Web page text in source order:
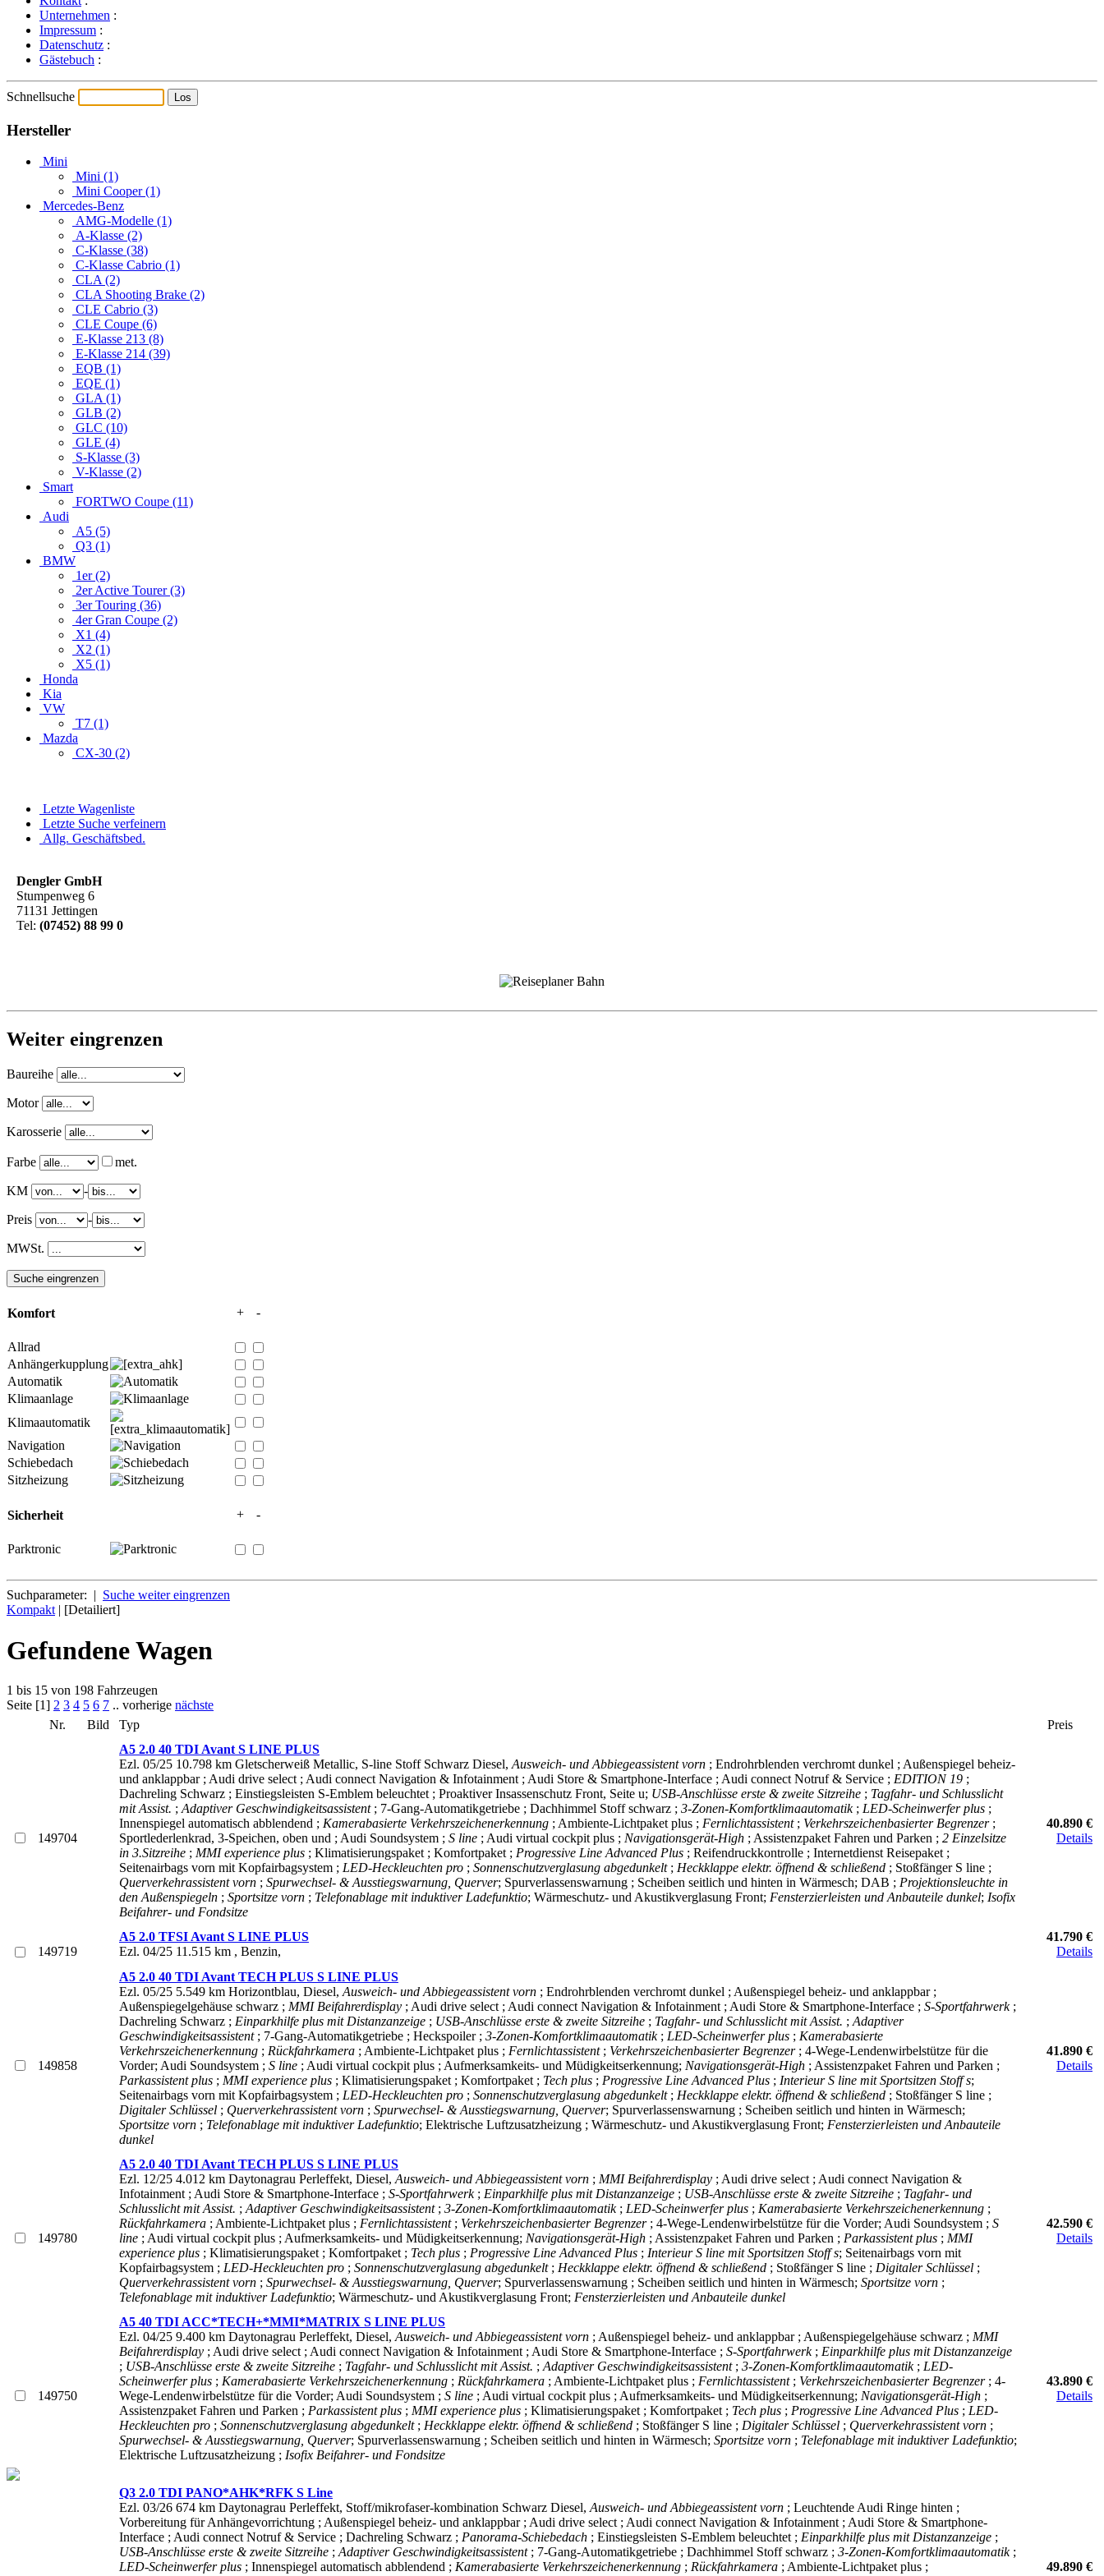
Unternehmen :
Impressum :
Datenschutz :
Gästebuch :
Schnellsuche
Hersteller
Mini
Mini (1)
Mini Cooper (1)
Mercedes-Benz
AMG-Modelle (1)
A-Klasse (2)
C-Klasse (38)
C-Klasse Cabrio (1)
CLA (2)
CLA Shooting Brake (2)
CLE Cabrio (3)
CLE Coupe (6)
E-Klasse 213 (8)
E-Klasse 214 (39)
EQB (1)
EQE (1)
GLA (1)
GLB (2)
GLC (10)
GLE (4)
S-Klasse (3)
V-Klasse (2)
Smart
FORTWO Coupe (11)
Audi
A5 (5)
Q3 (1)
BMW
1er (2)
2er Active Tourer (3)
3er Touring (36)
4er Gran Coupe (2)
X1 (4)
X2 (1)
X5 (1)
Honda
Kia
VW
T7 (1)
Mazda
CX-30 (2)
Letzte Wagenliste
Letzte Suche verfeinern
Allg. Geschäftsbed.
Dengler GmbH
Stumpenweg 6
71131 Jettingen
Tel: (07452) 88 99 0
Weiter eingrenzen
Baureihe
Motor
Karosserie
Farbe met.
KM -
Preis -
MWSt.
Komfort + -
Allrad
Anhängerkupplung
Automatik
Klimaanlage
Klimaautomatik
Navigation
Schiebedach
Sitzheizung
Sicherheit + -
Parktronic
Suchparameter: | Suche weiter eingrenzen
Kompakt | [Detailiert]
Gefundene Wagen
1 bis 15 von 198 Fahrzeugen
Seite [1] 2 3 4 5 6 7 .. vorherige nächste
Nr.
Bild Typ Preis
149704
A5 2.0 40 TDI Avant S LINE PLUS
Ezl. 05/25 10.798 km Gletscherweiß Metallic, S-line Stoff Schwarz Diesel, Ausweich- und Abbiegeassistent vorn ; Endrohrblenden verchromt dunkel ; Außenspiegel beheiz-
und anklappbar ; Audi drive select ; Audi connect Navigation & Infotainment ; Audi Store & Smartphone-Interface ; Audi connect Notruf & Service ; EDITION 19 ;
Dachreling Schwarz ; Einstiegsleisten S-Emblem beleuchtet ; Proaktiver Insassenschutz Front, Seite u; USB-Anschlüsse erste & zweite Sitzreihe ; Tagfahr- und Schlusslicht
mit Assist. ; Adaptiver Geschwindigkeitsassistent ; 7-Gang-Automatikgetriebe ; Dachhimmel Stoff schwarz ; 3-Zonen-Komfortklimaautomatik ; LED-Scheinwerfer plus ;
Innenspiegel automatisch abblendend ; Kamerabasierte Verkehrszeichenerkennung ; Ambiente-Lichtpaket plus ; Fernlichtassistent ; Verkehrszeichenbasierter Begrenzer ;
Sportlederlenkrad, 3-Speichen, oben und ; Audi Soundsystem ; S line ; Audi virtual cockpit plus ; Navigationsgerät-High ; Assistenzpaket Fahren und Parken ; 2 Einzelsitze
in 3.Sitzreihe ; MMI experience plus ; Klimatisierungspaket ; Komfortpaket ; Progressive Line Advanced Plus ; Reifendruckkontrolle ; Internetdienst Reisepaket ;
Seitenairbags vorn mit Kopfairbagsystem ; LED-Heckleuchten pro ; Sonnenschutzverglasung abgedunkelt ; Heckklappe elektr. öffnend & schließend ; Stoßfänger S line ;
Querverkehrassistent vorn ; Spurwechsel- & Ausstiegswarnung, Querver; Spurverlassenswarnung ; Scheiben seitlich und hinten in Wärmesch; DAB ; Projektionsleuchte in
den Außenspiegeln ; Sportsitze vorn ; Telefonablage mit induktiver Ladefunktio; Wärmeschutz- und Akustikverglasung Front; Fensterzierleisten und Anbauteile dunkel; Isofix
Beifahrer- und Fondsitze
40.890 €
Details
149719
A5 2.0 TFSI Avant S LINE PLUS
Ezl. 04/25 11.515 km , Benzin,
41.790 €
Details
149858
A5 2.0 40 TDI Avant TECH PLUS S LINE PLUS
Ezl. 05/25 5.549 km Horizontblau, Diesel, Ausweich- und Abbiegeassistent vorn ; Endrohrblenden verchromt dunkel ; Außenspiegel beheiz- und anklappbar ;
Außenspiegelgehäuse schwarz ; MMI Beifahrerdisplay ; Audi drive select ; Audi connect Navigation & Infotainment ; Audi Store & Smartphone-Interface ; S-Sportfahrwerk ;
Dachreling Schwarz ; Einparkhilfe plus mit Distanzanzeige ; USB-Anschlüsse erste & zweite Sitzreihe ; Tagfahr- und Schlusslicht mit Assist. ; Adaptiver
Geschwindigkeitsassistent ; 7-Gang-Automatikgetriebe ; Heckspoiler ; 3-Zonen-Komfortklimaautomatik ; LED-Scheinwerfer plus ; Kamerabasierte
Verkehrszeichenerkennung ; Rückfahrkamera ; Ambiente-Lichtpaket plus ; Fernlichtassistent ; Verkehrszeichenbasierter Begrenzer ; 4-Wege-Lendenwirbelstütze für die
Vorder; Audi Soundsystem ; S line ; Audi virtual cockpit plus ; Aufmerksamkeits- und Müdigkeitserkennung; Navigationsgerät-High ; Assistenzpaket Fahren und Parken ;
Parkassistent plus ; MMI experience plus ; Klimatisierungspaket ; Komfortpaket ; Tech plus ; Progressive Line Advanced Plus ; Interieur S line mit Sportsitzen Stoff s;
Seitenairbags vorn mit Kopfairbagsystem ; LED-Heckleuchten pro ; Sonnenschutzverglasung abgedunkelt ; Heckklappe elektr. öffnend & schließend ; Stoßfänger S line ;
Digitaler Schlüssel ; Querverkehrassistent vorn ; Spurwechsel- & Ausstiegswarnung, Querver; Spurverlassenswarnung ; Scheiben seitlich und hinten in Wärmesch;
Sportsitze vorn ; Telefonablage mit induktiver Ladefunktio; Elektrische Luftzusatzheizung ; Wärmeschutz- und Akustikverglasung Front; Fensterzierleisten und Anbauteile
dunkel
41.890 €
Details
149780
A5 2.0 40 TDI Avant TECH PLUS S LINE PLUS
Ezl. 12/25 4.012 km Daytonagrau Perleffekt, Diesel, Ausweich- und Abbiegeassistent vorn ; MMI Beifahrerdisplay ; Audi drive select ; Audi connect Navigation &
Infotainment ; Audi Store & Smartphone-Interface ; S-Sportfahrwerk ; Einparkhilfe plus mit Distanzanzeige ; USB-Anschlüsse erste & zweite Sitzreihe ; Tagfahr- und
Schlusslicht mit Assist. ; Adaptiver Geschwindigkeitsassistent ; 3-Zonen-Komfortklimaautomatik ; LED-Scheinwerfer plus ; Kamerabasierte Verkehrszeichenerkennung ;
Rückfahrkamera ; Ambiente-Lichtpaket plus ; Fernlichtassistent ; Verkehrszeichenbasierter Begrenzer ; 4-Wege-Lendenwirbelstütze für die Vorder; Audi Soundsystem ; S
line ; Audi virtual cockpit plus ; Aufmerksamkeits- und Müdigkeitserkennung; Navigationsgerät-High ; Assistenzpaket Fahren und Parken ; Parkassistent plus ; MMI
experience plus ; Klimatisierungspaket ; Komfortpaket ; Tech plus ; Progressive Line Advanced Plus ; Interieur S line mit Sportsitzen Stoff s; Seitenairbags vorn mit
Kopfairbagsystem ; LED-Heckleuchten pro ; Sonnenschutzverglasung abgedunkelt ; Heckklappe elektr. öffnend & schließend ; Stoßfänger S line ; Digitaler Schlüssel ;
Querverkehrassistent vorn ; Spurwechsel- & Ausstiegswarnung, Querver; Spurverlassenswarnung ; Scheiben seitlich und hinten in Wärmesch; Sportsitze vorn ;
Telefonablage mit induktiver Ladefunktio; Wärmeschutz- und Akustikverglasung Front; Fensterzierleisten und Anbauteile dunkel
42.590 €
Details
149750
A5 40 TDI ACC*TECH+*MMI*MATRIX S LINE PLUS
Ezl. 04/25 9.400 km Daytonagrau Perleffekt, Diesel, Ausweich- und Abbiegeassistent vorn ; Außenspiegel beheiz- und anklappbar ; Außenspiegelgehäuse schwarz ; MMI
Beifahrerdisplay ; Audi drive select ; Audi connect Navigation & Infotainment ; Audi Store & Smartphone-Interface ; S-Sportfahrwerk ; Einparkhilfe plus mit Distanzanzeige
; USB-Anschlüsse erste & zweite Sitzreihe ; Tagfahr- und Schlusslicht mit Assist. ; Adaptiver Geschwindigkeitsassistent ; 3-Zonen-Komfortklimaautomatik ; LED-
Scheinwerfer plus ; Kamerabasierte Verkehrszeichenerkennung ; Rückfahrkamera ; Ambiente-Lichtpaket plus ; Fernlichtassistent ; Verkehrszeichenbasierter Begrenzer ; 4-
Wege-Lendenwirbelstütze für die Vorder; Audi Soundsystem ; S line ; Audi virtual cockpit plus ; Aufmerksamkeits- und Müdigkeitserkennung; Navigationsgerät-High ;
Assistenzpaket Fahren und Parken ; Parkassistent plus ; MMI experience plus ; Klimatisierungspaket ; Komfortpaket ; Tech plus ; Progressive Line Advanced Plus ; LED-
Heckleuchten pro ; Sonnenschutzverglasung abgedunkelt ; Heckklappe elektr. öffnend & schließend ; Stoßfänger S line ; Digitaler Schlüssel ; Querverkehrassistent vorn ;
Spurwechsel- & Ausstiegswarnung, Querver; Spurverlassenswarnung ; Scheiben seitlich und hinten in Wärmesch; Sportsitze vorn ; Telefonablage mit induktiver Ladefunktio;
Elektrische Luftzusatzheizung ; Isofix Beifahrer- und Fondsitze
43.890 €
Details
Q3 2.0 TDI PANO*AHK*RFK S Line
Ezl. 03/26 674 km Daytonagrau Perleffekt, Stoff/mikrofaser-kombination Schwarz Diesel, Ausweich- und Abbiegeassistent vorn ; Leuchtende Audi Ringe hinten ;
Vorbereitung für Anhängevorrichtung ; Außenspiegel beheiz- und anklappbar ; Audi drive select ; Audi connect Navigation & Infotainment ; Audi Store & Smartphone-
Interface ; Audi connect Notruf & Service ; Dachreling Schwarz ; Panorama-Schiebedach ; Einstiegsleisten S-Emblem beleuchtet ; Einparkhilfe plus mit Distanzanzeige ;
USB-Anschlüsse erste & zweite Sitzreihe ; Adaptiver Geschwindigkeitsassistent ; 7-Gang-Automatikgetriebe ; Dachhimmel Stoff schwarz ; 3-Zonen-Komfortklimaautomatik ;
LED-Scheinwerfer plus ; Innenspiegel automatisch abblendend ; Kamerabasierte Verkehrszeichenerkennung ; Rückfahrkamera ; Ambiente-Lichtpaket plus ;
49.890 €